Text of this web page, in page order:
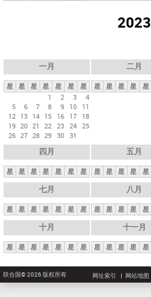
2023
一月
星 星 星 星 星 星
星
1
2 3
4
5
6 7 8 9 10
11
12 13 14 15 16 17
18
19 20 21 22 23 24 25
26 27 28 29 30 31
二月
星 星 星 星 星
四月
星 星 星 星 星 星 星
五月
星 星 星 星 星
七月
星 星 星 星 星 星 星
八月
星 星 星 星 星
十月
星 星 星 星 星 星 星
十一月
星 星 星 星 星
联合国© 2026 版权所有 网址索引 网站地图